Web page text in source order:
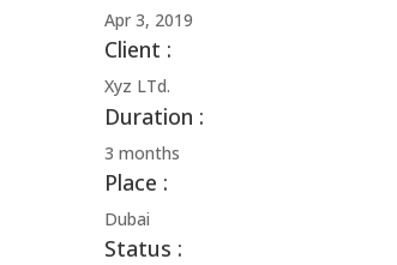
Apr 3, 2019
Client :
Xyz LTd.
Duration :
3 months
Place :
Dubai
Status :